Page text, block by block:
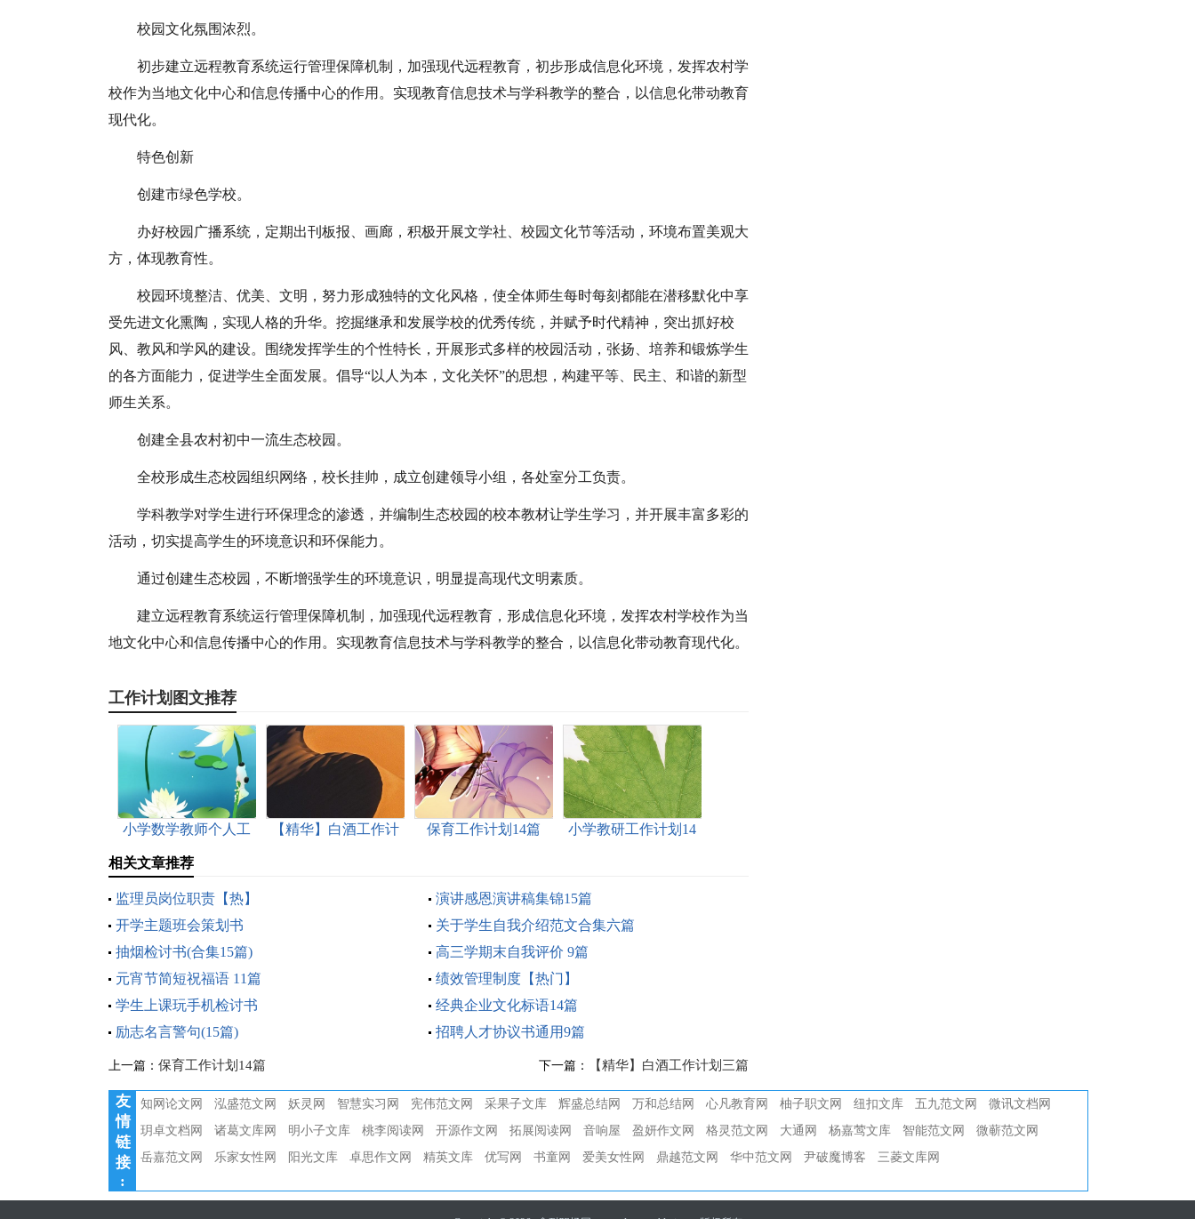
校园文化氛围浓烈。
初步建立远程教育系统运行管理保障机制，加强现代远程教育，初步形成信息化环境，发挥农村学
校作为当地文化中心和信息传播中心的作用。实现教育信息技术与学科教学的整合，以信息化带动教育
现代化。
特色创新
创建市绿色学校。
办好校园广播系统，定期出刊板报、画廊，积极开展文学社、校园文化节等活动，环境布置美观大
方，体现教育性。
校园环境整洁、优美、文明，努力形成独特的文化风格，使全体师生每时每刻都能在潜移默化中享
受先进文化熏陶，实现人格的升华。挖掘继承和发展学校的优秀传统，并赋予时代精神，突出抓好校
风、教风和学风的建设。围绕发挥学生的个性特长，开展形式多样的校园活动，张扬、培养和锻炼学生
的各方面能力，促进学生全面发展。倡导“以人为本，文化关怀”的思想，构建平等、民主、和谐的新型
师生关系。
创建全县农村初中一流生态校园。
全校形成生态校园组织网络，校长挂帅，成立创建领导小组，各处室分工负责。
学科教学对学生进行环保理念的渗透，并编制生态校园的校本教材让学生学习，并开展丰富多彩的
活动，切实提高学生的环境意识和环保能力。
通过创建生态校园，不断增强学生的环境意识，明显提高现代文明素质。
建立远程教育系统运行管理保障机制，加强现代远程教育，形成信息化环境，发挥农村学校作为当
地文化中心和信息传播中心的作用。实现教育信息技术与学科教学的整合，以信息化带动教育现代化。
工作计划图文推荐
小学数学教师个人工
【精华】白酒工作计
保育工作计划14篇
小学教研工作计划14
相关文章推荐
监理员岗位职责【热】
演讲感恩演讲稿集锦15篇
开学主题班会策划书
关于学生自我介绍范文合集六篇
抽烟检讨书(合集15篇)
高三学期末自我评价 9篇
元宵节简短祝福语 11篇
绩效管理制度【热门】
学生上课玩手机检讨书
经典企业文化标语14篇
励志名言警句(15篇)
招聘人才协议书通用9篇
上一篇： 保育工作计划14篇 下一篇： 【精华】白酒工作计划三篇
友
情
链
接
:
知网论文网 泓盛范文网 妖灵网 智慧实习网 宪伟范文网 采果子文库 辉盛总结网 万和总结网 心凡教育网 柚子职文网 纽扣文库 五九范文网
微讯文档网
玥卓文档网
诸葛文库网 明小子文库 桃李阅读网 开源作文网 拓展阅读网 音响屋 盈妍作文网 格灵范文网 大通网 杨嘉莺文库 智能范文网
微蕲范文网
岳嘉范文网
乐家女性网 阳光文库 卓思作文网 精英文库 优写网 书童网 爱美女性网 鼎越范文网 华中范文网 尹破魔博客 三菱文库网